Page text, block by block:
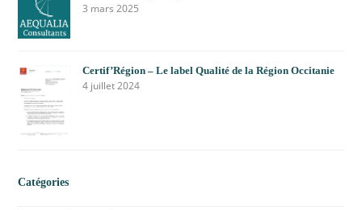
3 mars 2025
Certif’Région – Le label Qualité de la Région Occitanie
4 juillet 2024
Catégories